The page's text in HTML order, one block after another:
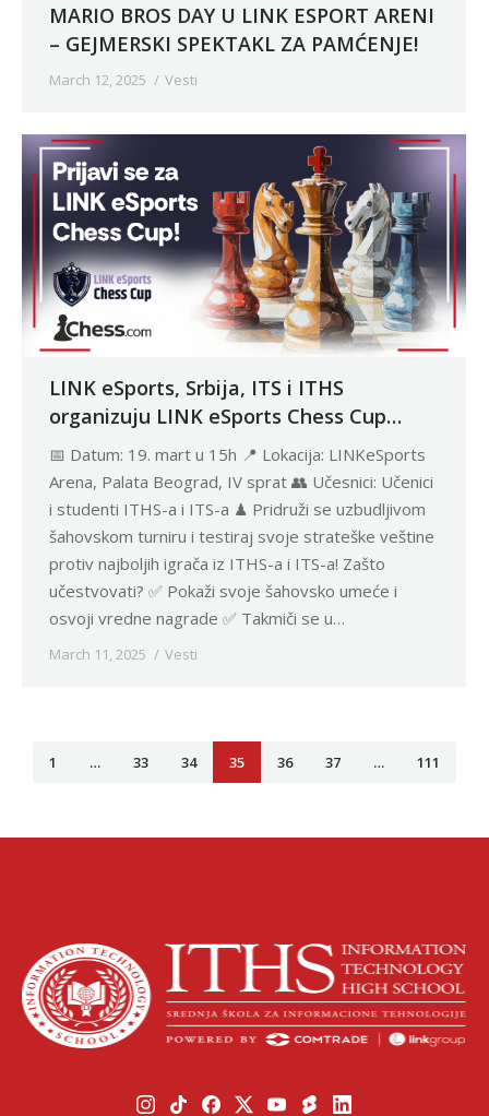
MARIO BROS DAY U LINK ESPORT ARENI
– GEJMERSKI SPEKTAKL ZA PAMĆENJE!
March 12, 2025 Vesti
LINK eSports, Srbija, ITS i ITHS
organizuju LINK eSports Chess Cup
turnir u LINKeSports Areni!
📅 Datum: 19. mart u 15h 📍 Lokacija: LINKeSports
Arena, Palata Beograd, IV sprat 👥 Učesnici: Učenici
i studenti ITHS-a i ITS-a ♟ Pridruži se uzbudljivom
šahovskom turniru i testiraj svoje strateške veštine
protiv najboljih igrača iz ITHS-a i ITS-a! Zašto
učestvovati? ✅ Pokaži svoje šahovsko umeće i
osvoji vredne nagrade ✅ Takmiči se u…
March 11, 2025 Vesti
1 … 33 34 35 36 37 … 111